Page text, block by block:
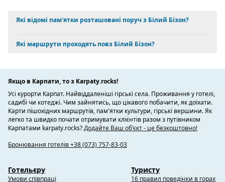
Які відомі пам'ятки розташовані поруч з Білий Бізон?
Які маршрути проходять повз Білий Бізон?
Якщо в Карпати, то з Karpaty.rocks!
Усі курорти Карпат. Найвіддаленіші гірські села. Проживання у готелі,
садибі чи котеджі. Чим зайнятись, що цікавого побачити, як доїхати.
Карти пішохідних маршрутів, пам'ятки культури, гірські вершини. Як
легко та швидко почати отримувати клієнтів разом з путівником
Карпатами karpaty.rocks?Додайте Ваш об'єкт - це безкоштовно!
Бронювання готелів +38 (073) 757-83-03
Готельєру
Умови співпраці
Туристу
16 правил поведінки в горах